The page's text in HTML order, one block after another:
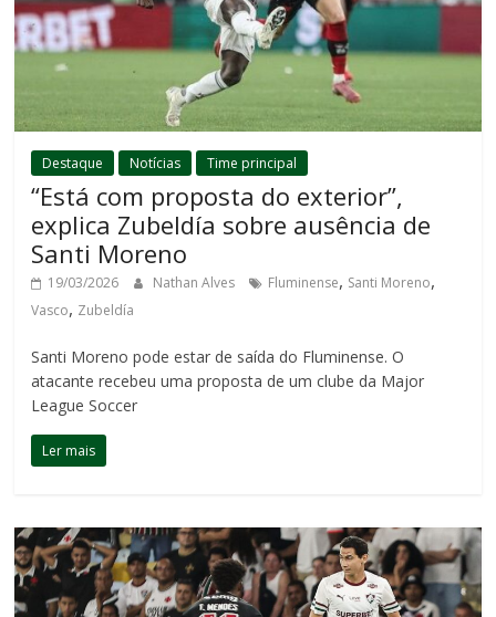
Destaque Notícias Time principal
“Está com proposta do exterior”,
explica Zubeldía sobre ausência de
Santi Moreno
19/03/2026 Nathan Alves Fluminense, Santi Moreno,
Vasco, Zubeldía
Santi Moreno pode estar de saída do Fluminense. O
atacante recebeu uma proposta de um clube da Major
League Soccer
Ler mais